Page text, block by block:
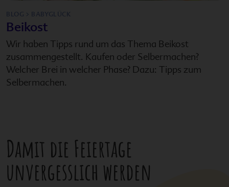
BLOG > BABYGLÜCK
Beikost
Wir haben Tipps rund um das Thema Beikost
zusammengestellt. Kaufen oder Selbermachen?
Welcher Brei in welcher Phase? Dazu: Tipps zum
Selbermachen.
Damit die Feiertage
unvergesslich werden